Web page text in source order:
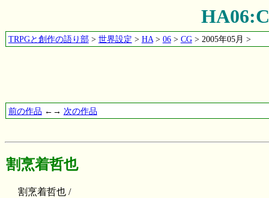
TRPGと創作の語り部> 世界設定 > HA> 06> CG> 2005年05月 >
前の作品 ←→ 次の作品
割烹着哲也
割烹着哲也 /